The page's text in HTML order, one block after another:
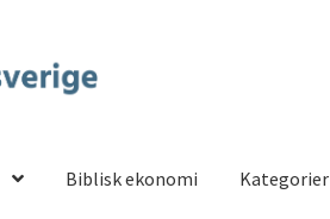
Biblisk ekonomi Kategorier